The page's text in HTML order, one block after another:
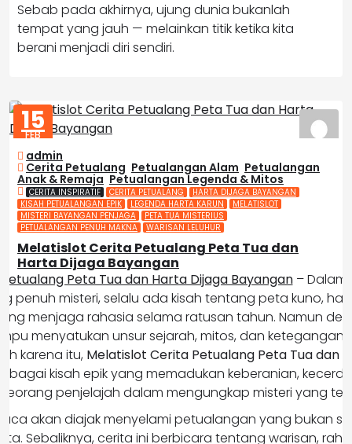
Sebab pada akhirnya, ujung dunia bukanlah
tempat yang jauh — melainkan titik ketika kita
berani menjadi diri sendiri.
15
FEB
admin
Cerita Petualang Petualangan Alam Petualangan
Anak & Remaja Petualangan Legenda & Mitos
CERITA INSPIRATIF CERITA PETUALANG
HARTA DIJAGA BAYANGAN
KISAH PETUALANGAN EPIK
LEGENDA HARTA KARUN
MELATISLOT
MISTERI BAYANGAN PENJAGA
PETA TUA MISTERIUS
PETUALANGAN PENUH MAKNA
WARISAN LELUHUR
Melatislot Cerita Petualang Peta Tua dan
Harta Dijaga Bayangan
Peta Tua dan Harta Dijaga Bayangan– Dalam
penuh misteri, selalu ada kisah tentang peta kuno,
menjaga rahasia selama ratusan tahun. Namun
menyatukan unsur sejarah, mitos, dan ketegangan
karena itu, Melatislot Cerita Petualang Peta Tua dan
kisah epik yang memadukan keberanian,
penjelajah dalam mengungkap misteri yang
akan diajak menyelami petualangan yang bukan
Sebaliknya, cerita ini berbicara tentang warisan,